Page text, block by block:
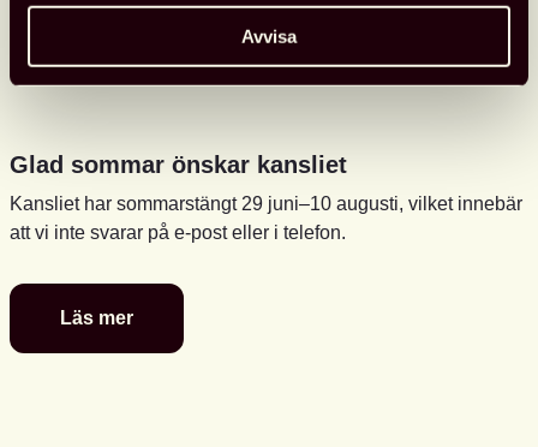
Avvisa
Glad sommar önskar kansliet
Kansliet har sommarstängt 29 juni–10 augusti, vilket innebär
att vi inte svarar på e-post eller i telefon.
Läs mer
Glad
sommar